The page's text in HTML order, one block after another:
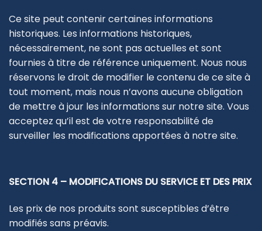
Ce site peut contenir certaines informations
historiques. Les informations historiques,
nécessairement, ne sont pas actuelles et sont
fournies à titre de référence uniquement. Nous nous
réservons le droit de modifier le contenu de ce site à
tout moment, mais nous n’avons aucune obligation
de mettre à jour les informations sur notre site. Vous
acceptez qu’il est de votre responsabilité de
surveiller les modifications apportées à notre site.
SECTION 4 – MODIFICATIONS DU SERVICE ET DES PRIX
Les prix de nos produits sont susceptibles d’être
modifiés sans préavis.